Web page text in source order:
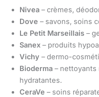
Nivea – crèmes,
Dove – savons, soins
Le Petit Marseillais –
Sanex – produits
Vichy – dermo-
Bioderma – nettoyants
hydratantes.
CeraVe – soins